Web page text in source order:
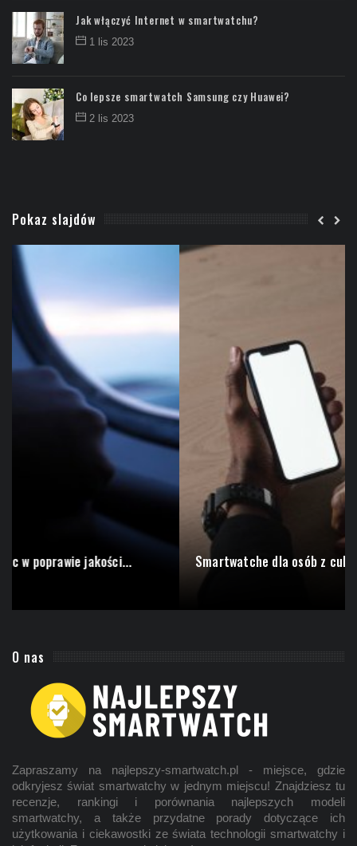
Jak włączyć Internet w smartwatchu?
1 lis 2023
Co lepsze smartwatch Samsung czy Huawei?
2 lis 2023
Pokaz slajdów
Smartwatche dla osób z cukrzycą – jakie...
O nas
Zapraszamy na najlepszy-smartwatch.pl - miejsce, gdzie
odkryjesz świat smartwatchy w jednym miejscu! Znajdziesz tu
recenzje, rankingi i porównania najlepszych modeli
smartwatchy, a także przydatne porady dotyczące ich
użytkowania i ciekawostki ze świata technologii smartwatchy i